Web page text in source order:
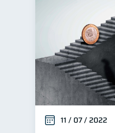
Superintendencia de
Cuenta Inactiva 1
Información financiera
Gasto responsable 1
11 / 07 / 2022